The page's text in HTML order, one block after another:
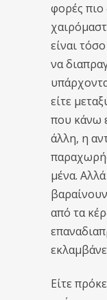
φορές
είναι
να
είτε
που κάνω
άλλη, η
μένα.
από τα
Είτε